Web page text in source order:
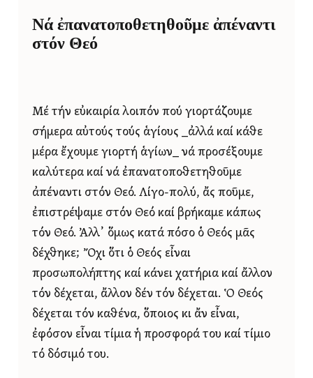
Νά ἐπανατοποθετηθοῦμε ἀπέναντι
στόν Θεό
Μέ τήν εὐκαιρία λοιπόν πού γιορτάζουμε
σήμερα αὐτούς τούς ἁγίους _ἀλλά καί κάθε
μέρα ἔχουμε γιορτή ἁγίων_ νά προσέξουμε
καλύτερα καί νά ἐπανατοποθετηθοῦμε
ἀπέναντι στόν Θεό. Λίγο-πολύ, ἄς ποῦμε,
ἐπιστρέψαμε στόν Θεό καί βρήκαμε κάπως
τόν Θεό. Ἀλλ᾿ ὅμως κατά πόσο ὁ Θεός μᾶς
δέχθηκε; Ὄχι ὅτι ὁ Θεός εἶναι
προσωπολήπτης καί κάνει χατήρια καί ἄλλον
τόν δέχεται, ἄλλον δέν τόν δέχεται. Ὁ Θεός
δέχεται τόν καθένα, ὅποιος κι ἄν εἶναι,
ἐφόσον εἶναι τίμια ἡ προσφορά του καί τίμιο
τό δόσιμό του.